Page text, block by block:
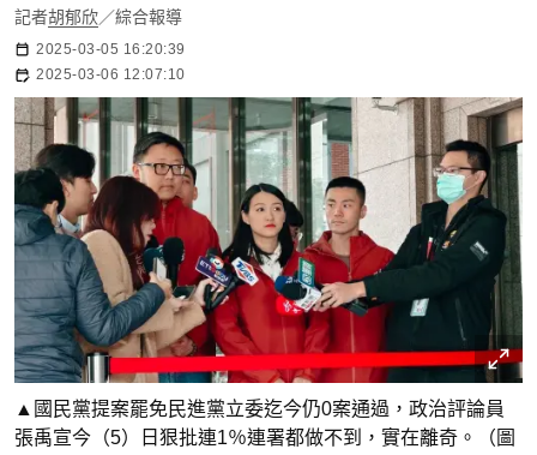
記者胡郁欣／綜合報導
2025-03-05 16:20:39
2025-03-06 12:07:10
▲國民黨提案罷免民進黨立委迄今仍0案通過，政治評論員
張禹宣今（5）日狠批連1％連署都做不到，實在離奇。（圖